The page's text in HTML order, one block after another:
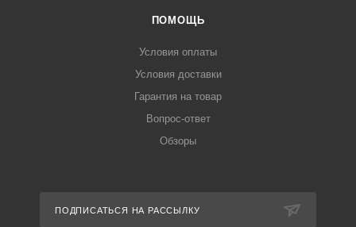
ПОМОЩЬ
Условия оплаты
Условия доставки
Гарантия на товар
Вопрос-ответ
Обзоры
ПОДПИСАТЬСЯ НА РАССЫЛКУ